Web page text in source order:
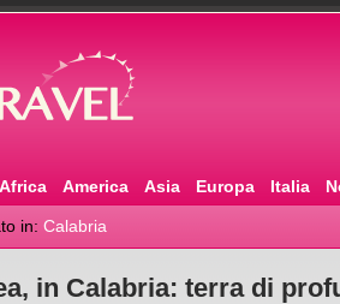
Africa America Asia Europa Italia
in: Calabria
in Calabria: terra di